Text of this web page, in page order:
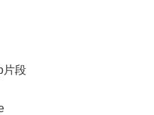
段